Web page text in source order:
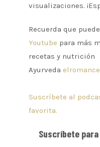
visualizaciones.
Recuerda que
Youtube para más
recetas y nutrición
Ayurveda
Suscríbete al
favorita.
Suscríbete